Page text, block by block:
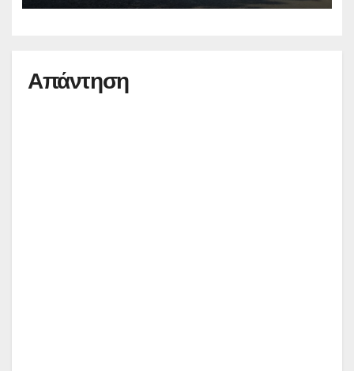
Απάντηση